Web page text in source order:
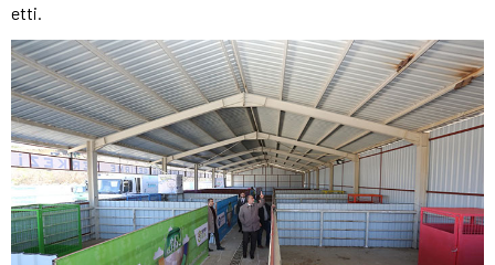
etti.